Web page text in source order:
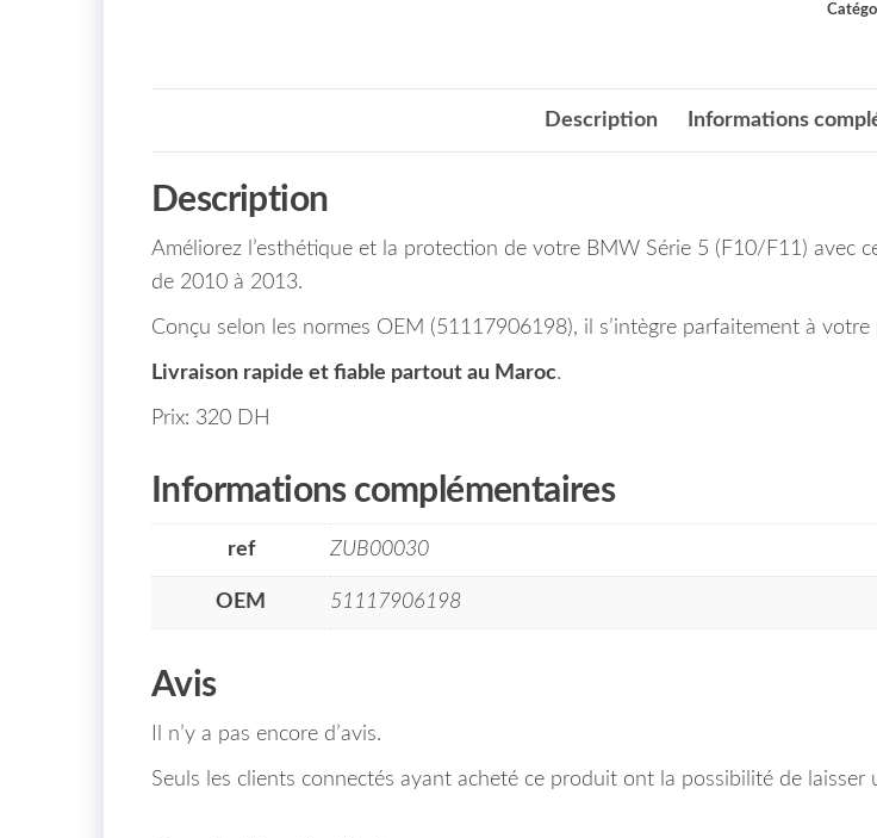
Description Informations
Description
Améliorez l’esthétique et la protection de votre BMW Série 5 (F10/F11) avec
de 2010 à 2013.
Conçu selon les normes OEM (51117906198), il s’intègre parfaitement à votre
Livraison rapide et fiable partout au Maroc.
Prix: 320 DH
Informations complémentaires
ref ZUB00030
OEM 51117906198
Avis
Il n’y a pas encore d’avis.
Seuls les clients connectés ayant acheté ce produit ont la possibilité de laisser